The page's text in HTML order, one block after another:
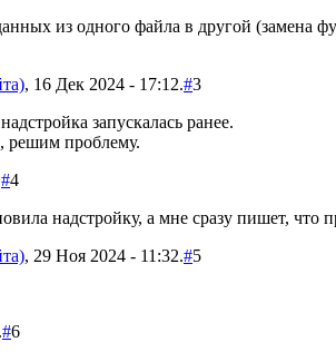
из одного файла в другой (замена
, 16 Дек 2024 - 17:12.#3
запускалась ранее.
решим проблему.
#4
надстройку, а мне сразу пишет, что
, 29 Ноя 2024 - 11:32.#5
#6